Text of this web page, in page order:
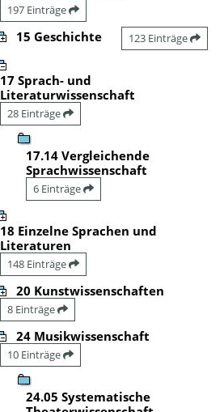
197 Einträge
15 Geschichte 123 Einträge
17 Sprach- und
Literaturwissenschaft
28 Einträge
17.14 Vergleichende
Sprachwissenschaft
6 Einträge
18 Einzelne Sprachen und
Literaturen
148 Einträge
20 Kunstwissenschaften
8 Einträge
24 Musikwissenschaft
10 Einträge
24.05 Systematische